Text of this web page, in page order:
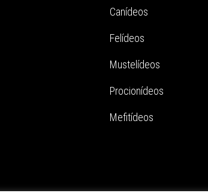
Canídeos
Felídeos
Mustelídeos
Procionídeos
Mefitídeos